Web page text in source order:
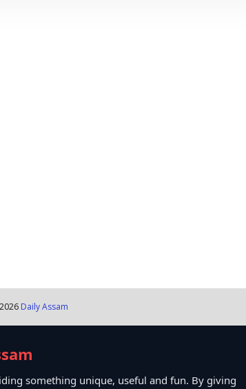
2026 Daily Assam
something unique, useful and fun. By giving